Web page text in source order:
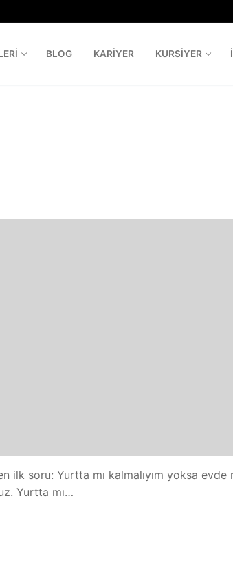
BLOG KARIYER KURSIYER
ilk soru: Yurtta mı kalmalıyım yoksa evde
Yurtta mı…